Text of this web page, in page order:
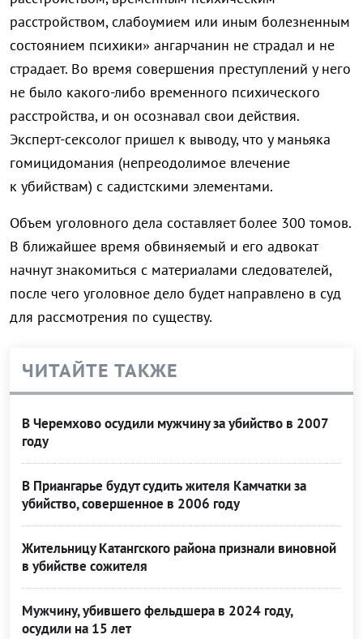
расстройством, слабоумием или иным болезненным
состоянием психики» ангарчанин не страдал и не
страдает. Во время совершения преступлений у него
не было какого-либо временного психического
расстройства, и он осознавал свои действия.
Эксперт-сексолог пришел к выводу, что у маньяка
гомицидомания (непреодолимое влечение
к убийствам) с садистскими элементами.
Объем уголовного дела составляет более 300 томов.
В ближайшее время обвиняемый и его адвокат
начнут знакомиться с материалами следователей,
после чего уголовное дело будет направлено в суд
для рассмотрения по существу.
ЧИТАЙТЕ ТАКЖЕ
В Черемхово осудили мужчину за убийство в 2007
году
В Приангарье будут судить жителя Камчатки за
убийство, совершенное в 2006 году
Жительницу Катангского района признали виновной
в убийстве сожителя
Мужчину, убившего фельдшера в 2024 году,
осудили на 15 лет